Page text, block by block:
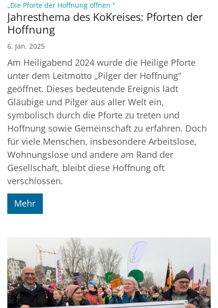
„Die Pforte der Hoffnung öffnen "
Jahresthema des KoKreises: Pforten der
Hoffnung
6. Jan. 2025
Am Heiligabend 2024 wurde die Heilige Pforte
unter dem Leitmotto „Pilger der Hoffnung“
geöffnet. Dieses bedeutende Ereignis lädt
Gläubige und Pilger aus aller Welt ein,
symbolisch durch die Pforte zu treten und
Hoffnung sowie Gemeinschaft zu erfahren. Doch
für viele Menschen, insbesondere Arbeitslose,
Wohnungslose und andere am Rand der
Gesellschaft, bleibt diese Hoffnung oft
verschlossen.
Mehr